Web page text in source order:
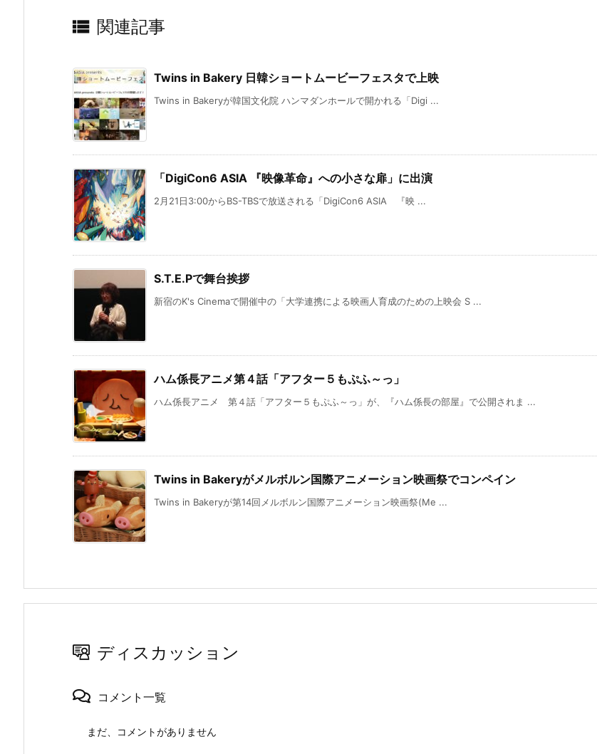
 関連記事
Twins in Bakery 日韓ショートムービーフェスタで上映
Twins in Bakeryが韓国文化院 ハンマダンホールで開かれる「Digi ...
「DigiCon6 ASIA 『映像革命』への小さな扉」に出演
2月21日3:00からBS-TBSで放送される「DigiCon6 ASIA 『映 ...
S.T.E.Pで舞台挨拶
新宿のK's Cinemaで開催中の「大学連携による映画人育成のための上映会 S ...
ハム係長アニメ第４話「アフター５もぷふ～っ」
ハム係長アニメ 第４話「アフター５もぷふ～っ」が、『ハム係長の部屋』で公開されま ...
Twins in Bakeryがメルボルン国際アニメーション映画祭でコンペイン
Twins in Bakeryが第14回メルボルン国際アニメーション映画祭(Me ...
ディスカッション
コメント一覧
まだ、コメントがありません